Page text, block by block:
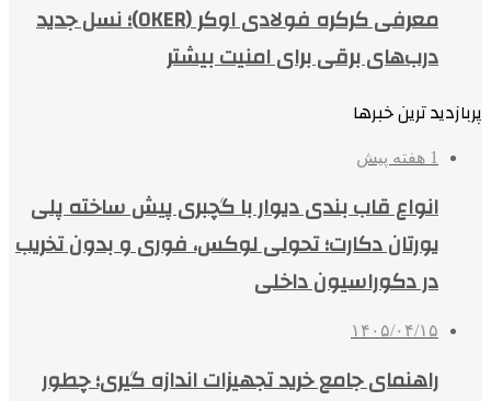
معرفی کرکره فولادی اوکر (OKER)؛ نسل جدید
درب‌های برقی برای امنیت بیشتر
پربازدید ترین خبرها
1 هفته پیش
انواع قاب بندی دیوار با گچبری پیش ساخته پلی
یورتان دکارت؛ تحولی لوکس، فوری و بدون تخریب
در دکوراسیون داخلی
۱۴۰۵/۰۴/۱۵
راهنمای جامع خرید تجهیزات اندازه گیری؛ چطور